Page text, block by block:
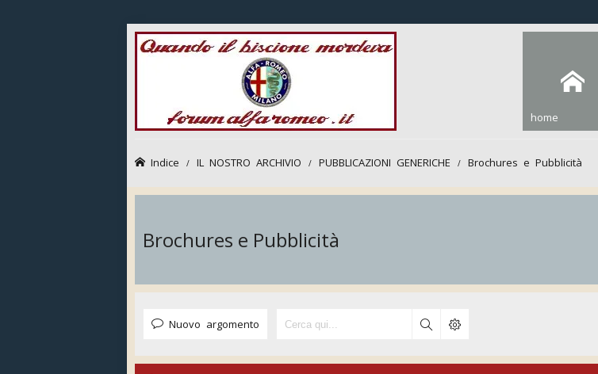
home
Indice IL NOSTRO ARCHIVIO PUBBLICAZIONI GENERICHE Brochures e Pubblicità
Brochures e Pubblicità
Nuovo argomento